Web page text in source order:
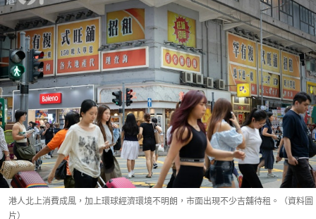
港人北上消費成風，加上環球經濟環境不明朗，市面出現不少吉舖待租。（資料圖
片）